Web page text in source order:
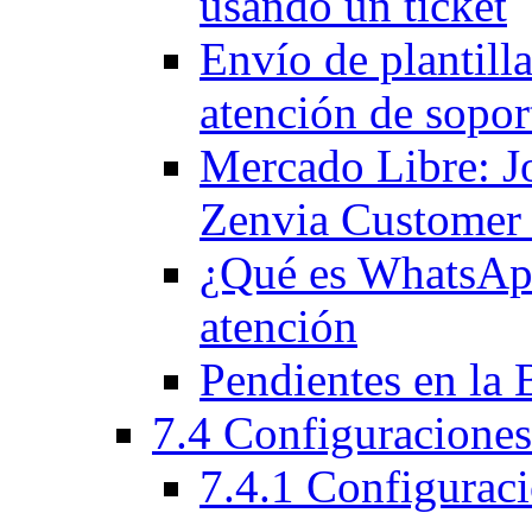
Envío de
atención de
Mercado Libre:
Zenvia
¿Qué es
atención
Pendientes en la
7.4 Configuraciones
7.4.1